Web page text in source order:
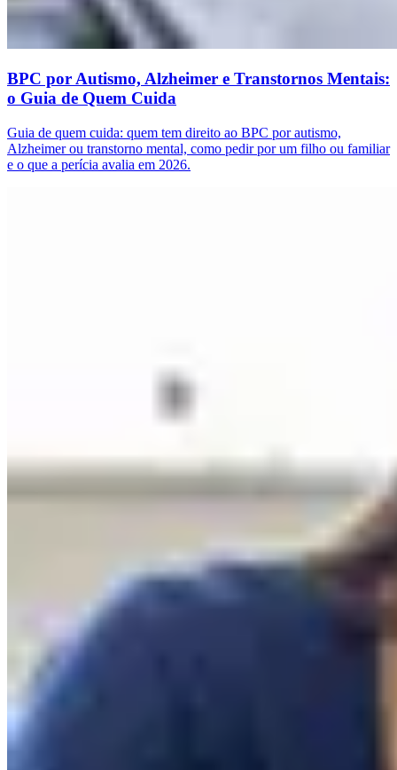
BPC por Autismo, Alzheimer e Transtornos Mentais:
o Guia de Quem Cuida
Guia de quem cuida: quem tem direito ao BPC por autismo,
Alzheimer ou transtorno mental, como pedir por um filho ou familiar
e o que a perícia avalia em 2026.